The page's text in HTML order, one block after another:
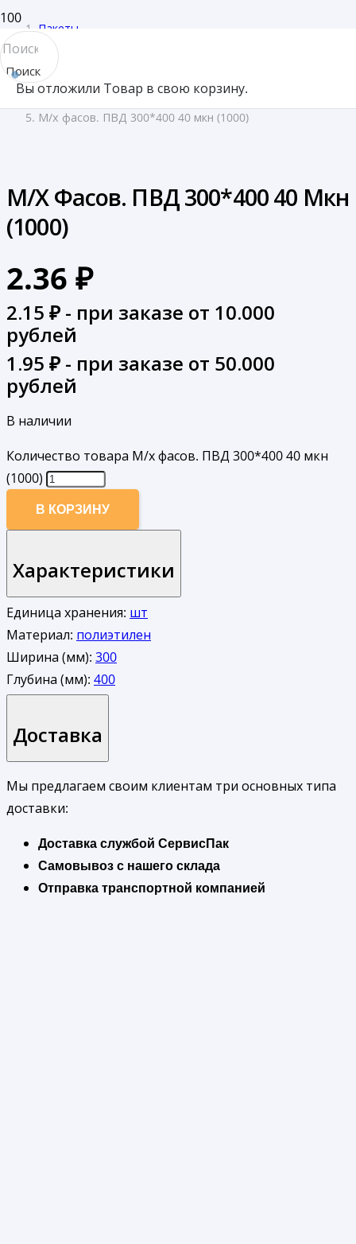
Поиск
товара
Вы отложили Товар в свою корзину.
Пакеты
Пакеты фасовочные
/
М/х фасов. ПВД 300*400 40 мкн (1000)
М/х Фасов. ПВД 300*400 40 Мкн
(1000)
2.36 ₽
2.15 ₽ - при заказе от 10.000
рублей
1.95 ₽ - при заказе от 50.000
рублей
В наличии
Количество товара М/х фасов. ПВД 300*400 40 мкн
(1000)
В КОРЗИНУ
Характеристики
Единица хранения: шт
Материал: полиэтилен
Ширина (мм): 300
Глубина (мм): 400
Доставка
Мы предлагаем своим клиентам три основных типа
доставки:
Доставка службой СервисПак
Самовывоз с нашего склада
Отправка транспортной компанией